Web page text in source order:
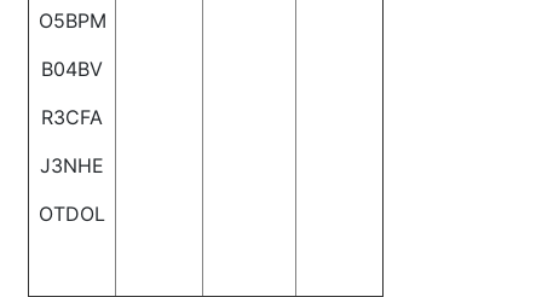
O5BPM
B04BV
R3CFA
J3NHE
OTDOL